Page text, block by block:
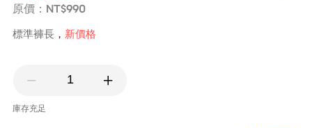
原價： NT$990
標準褲長 新價格
庫存充足